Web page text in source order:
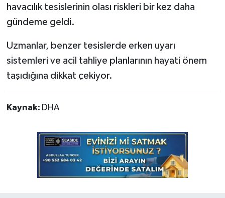
havacılık tesislerinin olası riskleri bir kez daha
gündeme geldi.
Uzmanlar, benzer tesislerde erken uyarı
sistemleri ve acil tahliye planlarının hayati önem
taşıdığına dikkat çekiyor.
Kaynak: DHA